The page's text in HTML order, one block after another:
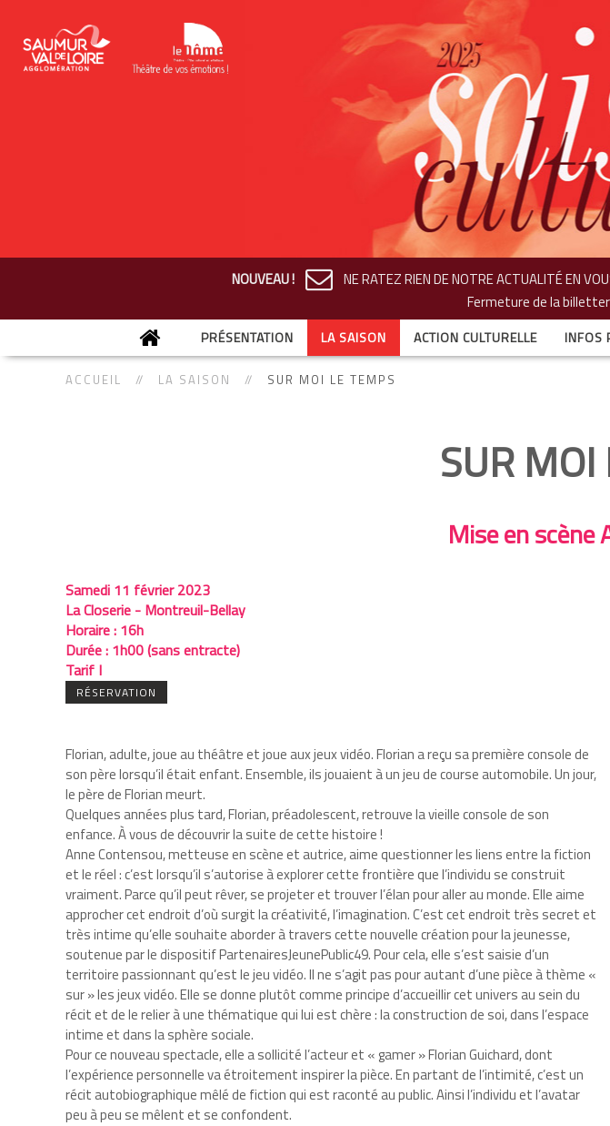
NOUVEAU ! NE RATEZ RIEN DE NOTRE ACTUALITÉ EN
Fermeture de la
PRÉSENTATION LA SAISON ACTION CULTURELLE INFOS
ACCUEIL LA SAISON SUR MOI LE TEMPS
SUR
Mise en scène
Samedi 11 février 2023
La Closerie - Montreuil-Bellay
Horaire : 16h
Durée : 1h00 (sans entracte)
Tarif I
RÉSERVATION
Florian, adulte, joue au théâtre et joue aux jeux vidéo. Florian a reçu sa première console de
son père lorsqu’il était enfant. Ensemble, ils jouaient à un jeu de course automobile. Un jour,
le père de Florian meurt.
Quelques années plus tard, Florian, préadolescent, retrouve la vieille console de son
enfance. À vous de découvrir la suite de cette histoire !
Anne Contensou, metteuse en scène et autrice, aime questionner les liens entre la fiction
et le réel : c’est lorsqu’il s’autorise à explorer cette frontière que l’individu se construit
vraiment. Parce qu’il peut rêver, se projeter et trouver l’élan pour aller au monde. Elle aime
approcher cet endroit d’où surgit la créativité, l’imagination. C’est cet endroit très secret et
très intime qu’elle souhaite aborder à travers cette nouvelle création pour la jeunesse,
soutenue par le dispositif PartenairesJeunePublic49. Pour cela, elle s’est saisie d’un
territoire passionnant qu’est le jeu vidéo. Il ne s’agit pas pour autant d’une pièce à thème «
sur » les jeux vidéo. Elle se donne plutôt comme principe d’accueillir cet univers au sein du
récit et de le relier à une thématique qui lui est chère : la construction de soi, dans l’espace
intime et dans la sphère sociale.
Pour ce nouveau spectacle, elle a sollicité l’acteur et « gamer » Florian Guichard, dont
l’expérience personnelle va étroitement inspirer la pièce. En partant de l’intimité, c’est un
récit autobiographique mêlé de fiction qui est raconté au public. Ainsi l’individu et l’avatar
peu à peu se mêlent et se confondent.